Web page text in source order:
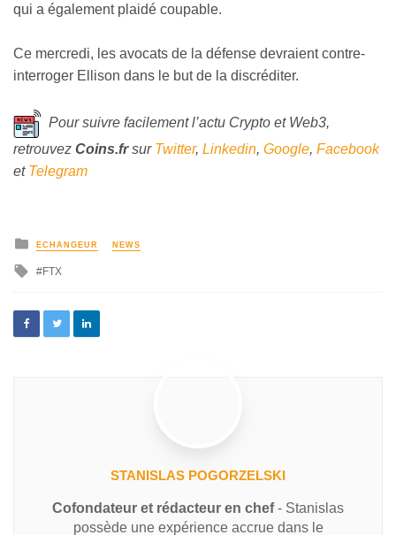
qui a également plaidé coupable.
Ce mercredi, les avocats de la défense devraient contre-
interroger Ellison dans le but de la discréditer.
Pour suivre facilement l’actu Crypto et Web3,
retrouvez Coins.frsur Twitter, Linkedin, Google, Facebook
et Telegram
ECHANGEUR NEWS
FTX
STANISLAS POGORZELSKI
Cofondateur et rédacteur en chef- Stanislas
possède une expérience accrue dans le